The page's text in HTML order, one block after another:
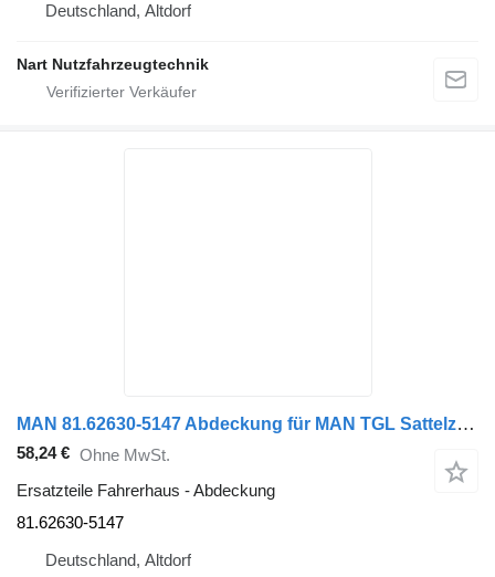
Deutschland, Altdorf
Nart Nutzfahrzeugtechnik
MAN 81.62630-5147 Abdeckung für MAN TGL Sattelzugmaschine
58,24 € Ohne MwSt.
Ersatzteile Fahrerhaus - Abdeckung
81.62630-5147
Deutschland, Altdorf